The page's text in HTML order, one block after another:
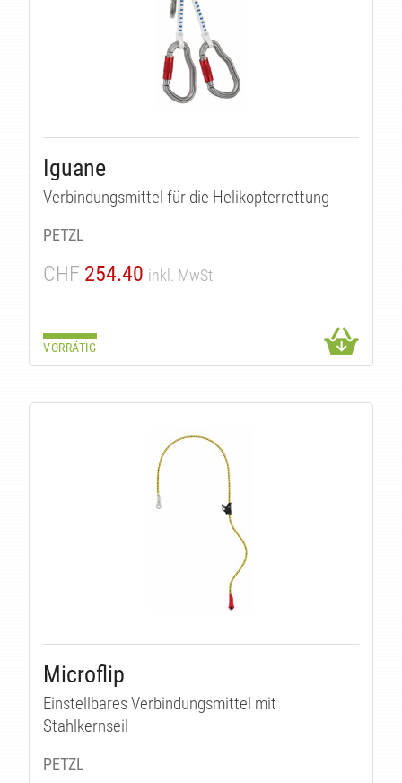
Iguane
Verbindungsmittel für die Helikopterrettung
PETZL
CHF 254.40 inkl. MwSt
VORRÄTIG
Microflip
Einstellbares Verbindungsmittel mit
Stahlkernseil
PETZL